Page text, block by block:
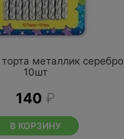
металлик серебро
10шт
140 ₽
В КОРЗИНУ